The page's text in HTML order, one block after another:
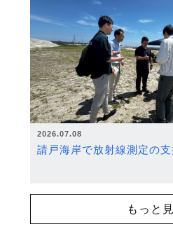
2026.07.08
請戸海岸で放射線測定の支
もっと